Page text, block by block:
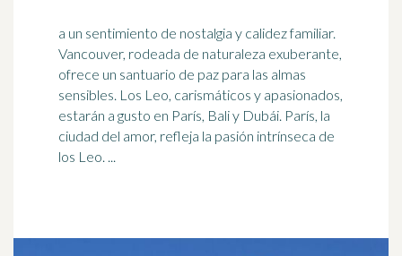
a un sentimiento de nostalgia y calidez familiar.
Vancouver, rodeada de naturaleza exuberante,
ofrece un santuario de paz para las almas
sensibles. Los Leo, carismáticos y apasionados,
estarán a gusto en París, Bali y Dubái. París, la
ciudad del amor, refleja la pasión intrínseca de
los Leo. ...